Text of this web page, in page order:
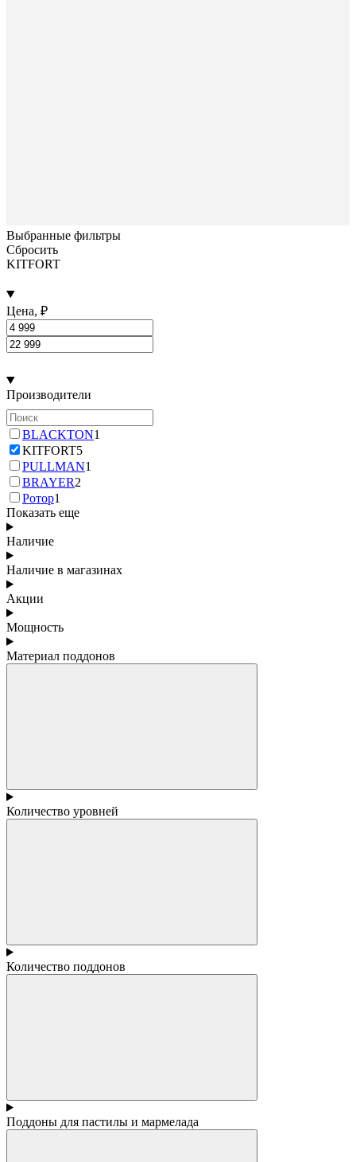
Выбранные фильтры
Сбросить
KITFORT
Цена, ₽
Производители
BLACKTON1
KITFORT5
PULLMAN1
BRAYER2
Ротор1
Показать еще
Наличие
Наличие в магазинах
Акции
Мощность
Материал поддонов
Количество уровней
Количество поддонов
Поддоны для пастилы и мармелада